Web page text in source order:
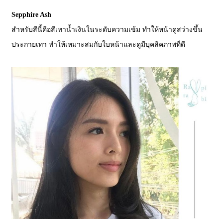
Sepphire Ash
สำหรับสีนี้คือสีเทาน้ำเงินในระดับความเข้ม ทำให้หน้าดูสว่างขึ้น
ประกายเทา ทำให้เหมาะสมกับใบหน้าและดูมีบุคลิคภาพที่ดี